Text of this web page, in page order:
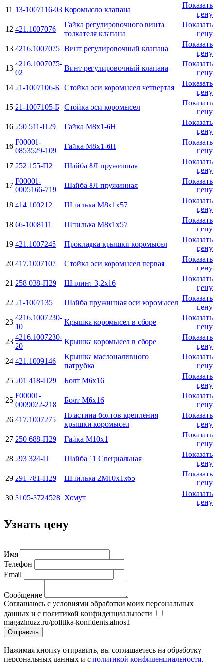
11 13-1007116-03 Коромысло клапана
Показать
цену
12 421.1007076
Гайка регулировочного винта
толкателя клапана
Показать
цену
13 4216.1007075 Винт регулировочный клапана
Показать
цену
13
4216.1007075-
02
Винт регулировочный клапана
Показать
цену
14 21-1007106-Б Стойка оси коромысел четвертая
Показать
цену
15 21-1007105-Б Стойка оси коромысел
Показать
цену
16 250 511-П29 Гайка М8х1-6H
Показать
цену
16
F00001-
0853529-109
Гайка М8х1-6H
Показать
цену
17 252 155-П2 Шайба 8Л пружинная
Показать
цену
17
F00001-
0005166-719
Шайба 8Л пружинная
Показать
цену
18 414.1002121 Шпилька М8х1х57
Показать
цену
18 66-1008111 Шпилька М8х1х57
Показать
цену
19 421.1007245 Прокладка крышки коромысел
Показать
цену
20 417.1007107 Стойка оси коромысел первая
Показать
цену
21 258 038-П29 Шплинт 3,2х16
Показать
цену
22 21-1007135 Шайба пружинная оси коромысел
Показать
цену
23
4216.1007230-
10
Крышка коромысел в сборе
Показать
цену
23
4216.1007230-
20
Крышка коромысел в сборе
Показать
цену
24 421.1009146
Крышка маслоналивного
патрубка
Показать
цену
25 201 418-П29 Болт М6х16
Показать
цену
25
F00001-
0009022-218
Болт М6х16
Показать
цену
26 417.1007275
Пластина болтов крепления
крышки коромысел
Показать
цену
27 250 688-П29 Гайка М10х1
Показать
цену
28 293 324-П Шайба 11 Cnециальная
Показать
цену
29 291 781-П29 Шпилька 2М10х1х65
Показать
цену
30 3105-3724528 Хомут
Показать
цену
Узнать цену
Имя
Телефон
Email
Сообщение
Соглашаюсь с условиями обработки моих персональных
данных и с политикой конфиденциальности
magazinuaz.ru/politika-konfidentsialnosti
Отправить
Нажимая кнопку отправить, вы соглашаетесь на обработку
персональных данных и с политикой конфиденциальности.